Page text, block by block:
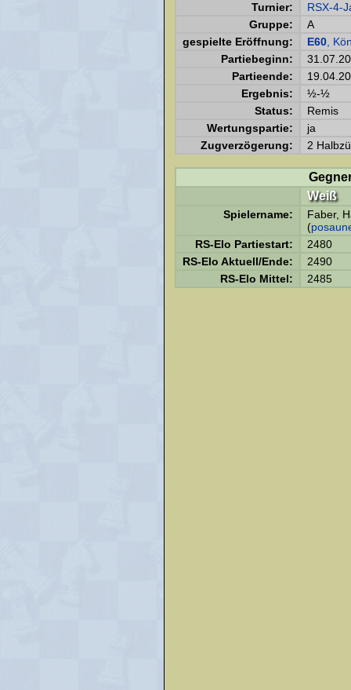
Turnier:
RSX-4-
Gruppe:
A
gespielte Eröffnung:
E60 ,
Partiebeginn:
Partieende:
Ergebnis:
½-½
Status:
Remis
Wertungspartie:
ja
Zugverzögerung:
2
Weiß
Spielername:
Faber,
(
RS-Elo Partiestart:
2480
RS-Elo Aktuell/Ende:
2490
RS-Elo Mittel:
2485